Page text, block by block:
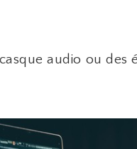
audio ou des